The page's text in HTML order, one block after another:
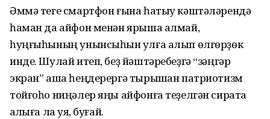
Әммә теге смартфон ғына һатыу кәштәләрендә
һаман да айфон менән ярыша алмай,
һуңғыһының унынсыһын ҡулға алып өлгөрҙөк
инде. Шулай итеп, беҙ йәштәребеҙгә “зәңгәр
экран” аша һеңдерергә тырышҡан патриотизм
тойғоһо ниңәлер яңы айфонға теҙелгән сиратҡа
ҡаҡлыға ла ҡуя, буғай.